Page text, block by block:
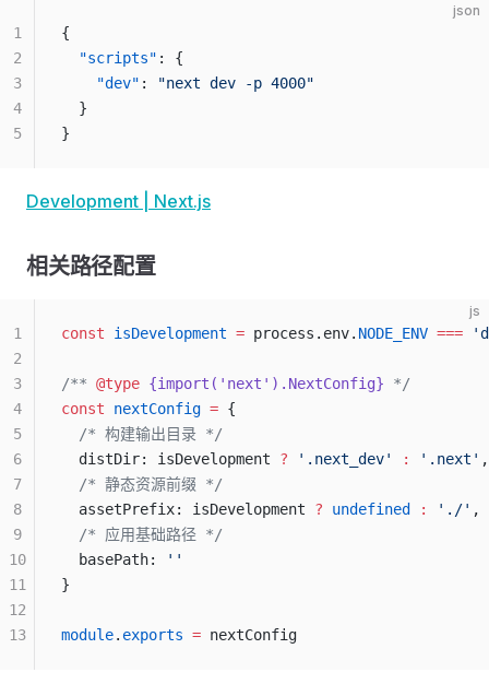
json
{
  "scripts"
: {
    "dev"
:
"next dev -p 4000"
  }
}
1
2
3
4
5
Development | Next.js
相关路径配置
js
const isDevelopment = process.env. NODE_ENV ===
/** @type {import('next').NextConfig} */
const nextConfig = {
  /* 构建输出目录 */
  distDir: isDevelopment
? '.next_dev' : '.next' ,
  /* 静态资源前缀 */
  assetPrefix: isDevelopment
? undefined : './' ,
  /* 应用基础路径 */
  basePath:
''
}
module. exports = nextConfig
1
2
3
4
5
6
7
8
9
10
11
12
13